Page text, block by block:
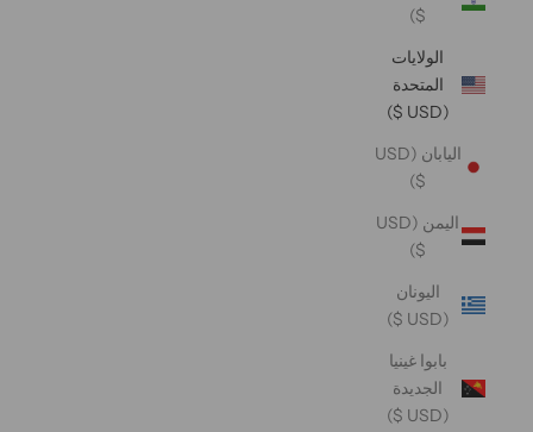
$)
الولايات
المتحدة
(USD $)
اليابان (USD
$)
اليمن (USD
$)
اليونان
(USD $)
بابوا غينيا
الجديدة
(USD $)